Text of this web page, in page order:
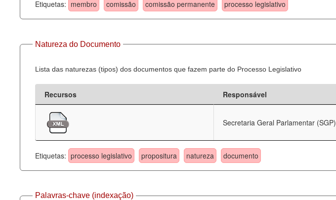
Etiquetas: membro comissão comissão permanente processo legislativo
Natureza do Documento
Lista das naturezas (tipos) dos documentos que fazem parte do Processo Legislativo
Recursos Responsável
Secretaria Geral Parlamentar (SGP)
Etiquetas: processo legislativo propositura natureza documento
Palavras-chave (indexação)